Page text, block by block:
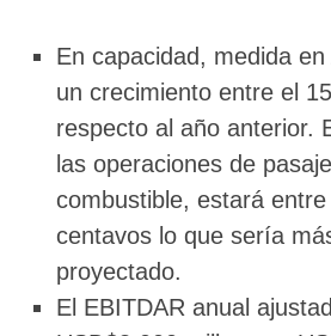
En capacidad, medida
un crecimiento entre el
respecto al año anterior.
las operaciones de
combustible, estará
centavos lo que sería
proyectado.
El EBITDAR anual